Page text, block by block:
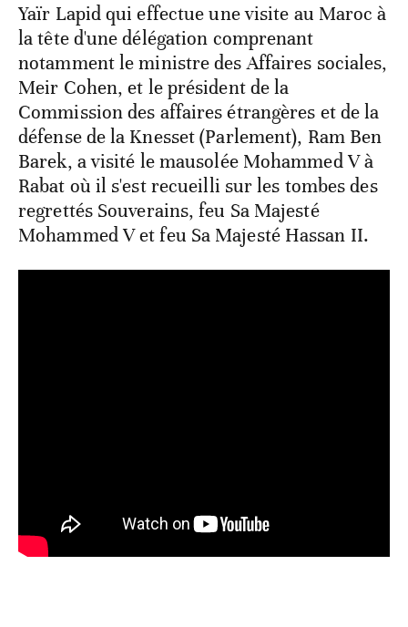
Yaïr Lapid qui effectue une visite au Maroc à
la tête d'une délégation comprenant
notamment le ministre des Affaires sociales,
Meir Cohen, et le président de la
Commission des affaires étrangères et de la
défense de la Knesset (Parlement), Ram Ben
Barek, a visité le mausolée Mohammed V à
Rabat où il s'est recueilli sur les tombes des
regrettés Souverains, feu Sa Majesté
Mohammed V et feu Sa Majesté Hassan II.